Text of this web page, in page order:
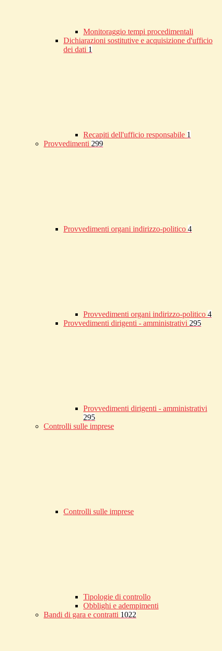
Monitoraggio tempi procedimentali
Dichiarazioni sostitutive e acquisizione d'ufficio
dei dati 1
Recapiti dell'ufficio responsabile 1
Provvedimenti 299
Provvedimenti organi indirizzo-politico 4
Provvedimenti organi indirizzo-politico 4
Provvedimenti dirigenti - amministrativi 295
Provvedimenti dirigenti - amministrativi
295
Controlli sulle imprese
Controlli sulle imprese
Tipologie di controllo
Obblighi e adempimenti
Bandi di gara e contratti 1022